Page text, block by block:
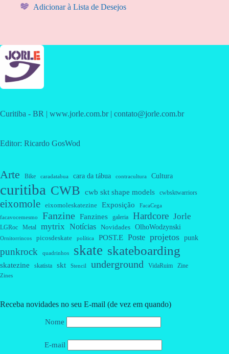
Adicionar à Lista de Desejos
Curitiba - BR | www.jorle.com.br | contato@jorle.com.br
Editor: Ricardo GosWod
Arte Bike caradatabua cara da tábua contracultura Cultura
curitiba CWB cwb skt shape models cwbsktwarriors
eixomole eixomoleskatezine Exposição FacaCega
facavocemesmo Fanzine Fanzines galeria Hardcore Jorle
LGRoc Metal mytrix Notícias Novidades OlhoWodzynski
Ornitorrincos picosdeskate política POST.E Poste projetos punk
punkrock quadrinhos skate skateboarding
skatezine skatista skt Stencil underground VidaRuim Zine
Zines
Receba novidades no seu E-mail (de vez em quando)
Nome
E-mail